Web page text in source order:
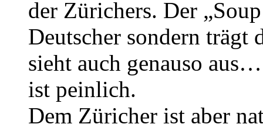
der Zürichers. Der
Deutscher sondern trägt
sieht auch genauso
ist peinlich.
Dem Züricher ist aber